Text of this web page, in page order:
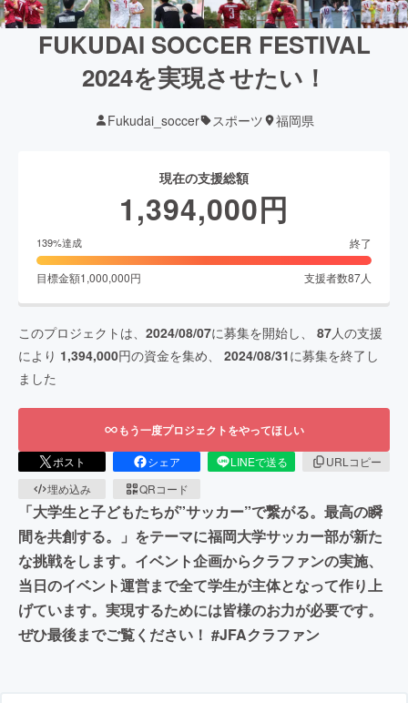
FUKUDAI SOCCER FESTIVAL
2024を実現させたい！
Fukudai_soccer スポーツ 福岡県
現在の支援総額
1,394,000円
139%達成 終了
目標金額1,000,000円 支援者数87人
このプロジェクトは、 2024/08/07に募集を開始し、 87人の支援
により 1,394,000円の資金を集め、 2024/08/31に募集を終了し
ました
もう一度プロジェクトをやってほしい
ポスト シェア LINEで送る
URLコピー
埋め込み
QRコード
「大学生と子どもたちが”サッカー”で繋がる。最高の瞬
間を共創する。」をテーマに福岡大学サッカー部が新た
な挑戦をします。イベント企画からクラファンの実施、
当日のイベント運営まで全て学生が主体となって作り上
げています。実現するためには皆様のお力が必要です。
ぜひ最後までご覧ください！ #JFAクラファン